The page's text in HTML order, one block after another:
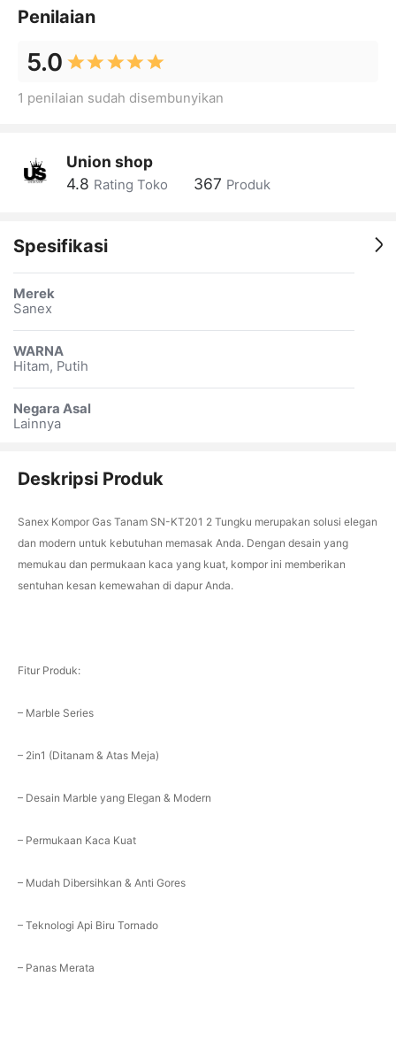
Penilaian
5.0
1 penilaian sudah disembunyikan
Union shop
4.8 Rating Toko 367 Produk
Spesifikasi
Merek
Sanex
WARNA
Hitam, Putih
Negara Asal
Lainnya
Deskripsi Produk
Sanex Kompor Gas Tanam SN-KT201 2 Tungku merupakan solusi elegan
dan modern untuk kebutuhan memasak Anda. Dengan desain yang
memukau dan permukaan kaca yang kuat, kompor ini memberikan
sentuhan kesan kemewahan di dapur Anda.
Fitur Produk:
– Marble Series
– 2in1 (Ditanam & Atas Meja)
– Desain Marble yang Elegan & Modern
– Permukaan Kaca Kuat
– Mudah Dibersihkan & Anti Gores
– Teknologi Api Biru Tornado
– Panas Merata